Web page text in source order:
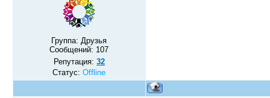
Группа: Друзья
Сообщений: 107
Репутация: 32
Статус:Offline